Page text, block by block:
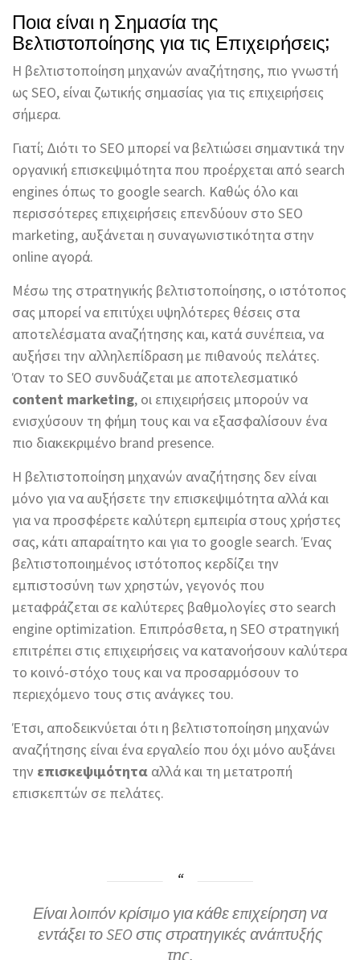
Ποια είναι η Σημασία της
Βελτιστοποίησης για τις Επιχειρήσεις;
Η βελτιστοποίηση μηχανών αναζήτησης, πιο γνωστή
ως SEO, είναι ζωτικής σημασίας για τις επιχειρήσεις
σήμερα.
Γιατί; Διότι το SEO μπορεί να βελτιώσει σημαντικά την
οργανική επισκεψιμότητα που προέρχεται από search
engines όπως το google search. Καθώς όλο και
περισσότερες επιχειρήσεις επενδύουν στο SEO
marketing, αυξάνεται η συναγωνιστικότητα στην
online αγορά.
Μέσω της στρατηγικής βελτιστοποίησης, ο ιστότοπος
σας μπορεί να επιτύχει υψηλότερες θέσεις στα
αποτελέσματα αναζήτησης και, κατά συνέπεια, να
αυξήσει την αλληλεπίδραση με πιθανούς πελάτες.
Όταν το SEO συνδυάζεται με αποτελεσματικό
content marketing, οι επιχειρήσεις μπορούν να
ενισχύσουν τη φήμη τους και να εξασφαλίσουν ένα
πιο διακεκριμένο brand presence.
Η βελτιστοποίηση μηχανών αναζήτησης δεν είναι
μόνο για να αυξήσετε την επισκεψιμότητα αλλά και
για να προσφέρετε καλύτερη εμπειρία στους χρήστες
σας, κάτι απαραίτητο και για το google search. Ένας
βελτιστοποιημένος ιστότοπος κερδίζει την
εμπιστοσύνη των χρηστών, γεγονός που
μεταφράζεται σε καλύτερες βαθμολογίες στο search
engine optimization. Επιπρόσθετα, η SEO στρατηγική
επιτρέπει στις επιχειρήσεις να κατανοήσουν καλύτερα
το κοινό-στόχο τους και να προσαρμόσουν το
περιεχόμενο τους στις ανάγκες του.
Έτσι, αποδεικνύεται ότι η βελτιστοποίηση μηχανών
αναζήτησης είναι ένα εργαλείο που όχι μόνο αυξάνει
την επισκεψιμότητα αλλά και τη μετατροπή
επισκεπτών σε πελάτες.
Είναι λοιπόν κρίσιμο για κάθε επιχείρηση να
εντάξει το SEO στις στρατηγικές ανάπτυξής
της.